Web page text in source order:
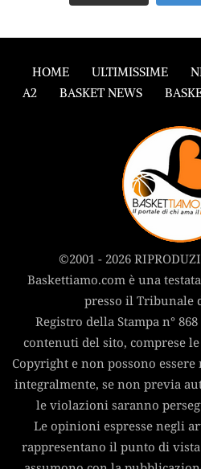
HOME ULTIMISSIME
A2
BASKET NEWS
©2001 - 2026
Baskettiamo.com è una
presso il Tribunale
Registro della Stampa n°
contenuti del sito, comprese
Copyright e non possono
integralmente, se non previa
le violazioni saranno
Le opinioni espresse negli
rappresentano il punto di